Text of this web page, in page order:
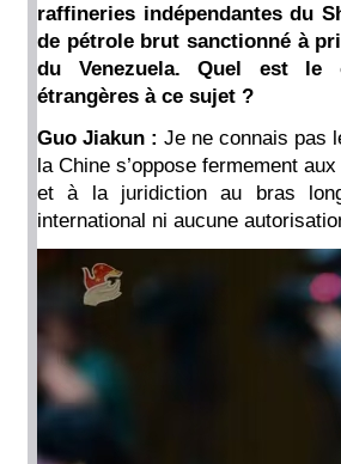
raffineries indépendantes du
de pétrole brut sanctionné à
du Venezuela. Quel est le
étrangères à ce sujet ?
Guo Jiakun : Je ne connais pas
la Chine s’oppose fermement
et à la juridiction au bras
international ni aucune